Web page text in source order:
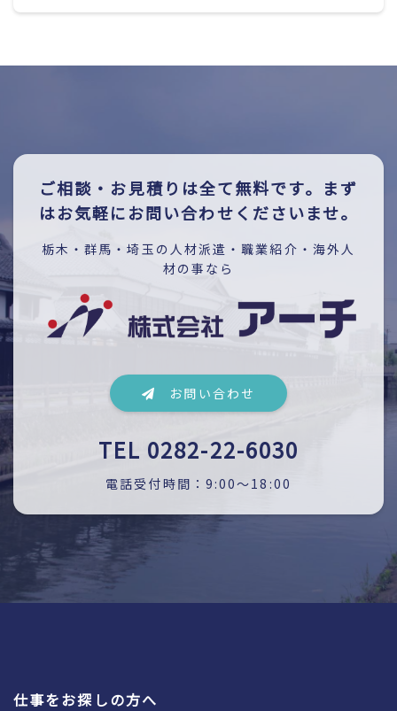
ご相談・お見積りは全て無料です。 まず
はお気軽にお問い合わせくださいませ。
栃木・群馬・埼玉の人材派遣・職業紹介・海外人
材の事なら
お問い合わせ
TEL 0282-22-6030
電話受付時間：9:00～18:00
仕事をお探しの方へ